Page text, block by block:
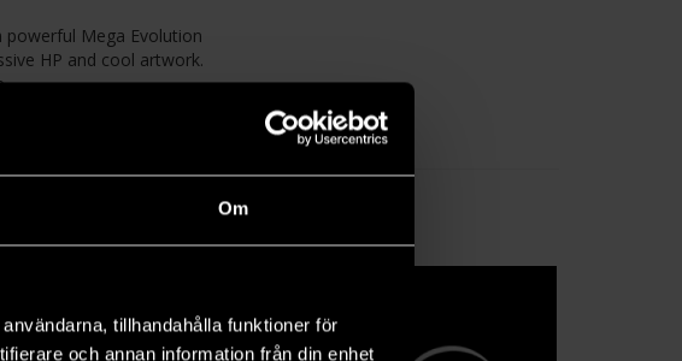
Om
tillhandahålla funktioner för
och annan information från din enhet
Mega Evolution
HP and cool artwork.